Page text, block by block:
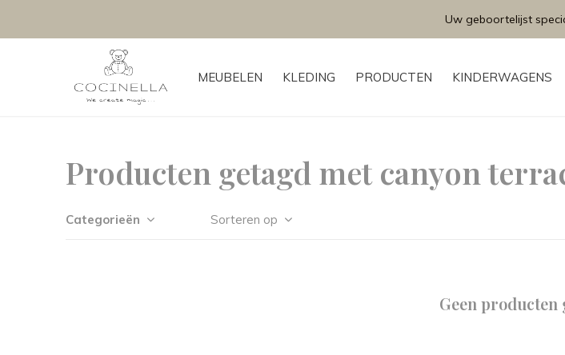
MEUBELEN KLEDING PRODUCTEN KINDERWAGENS
Uw geboortelijst
Producten getagd met canyon
Categorieën Sorteren op
Geen producten